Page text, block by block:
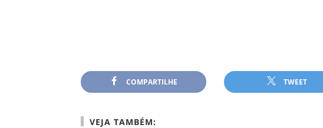
COMPARTILHE TWEET
VEJA TAMBÉM: